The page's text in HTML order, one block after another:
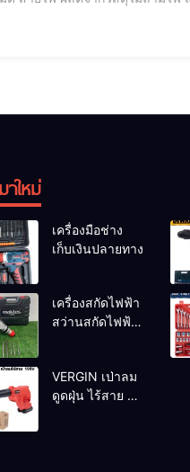
าใหม่
เครื่องมือช่าง
เก็บเงินปลายทาง
เครื่องสกัดไฟฟ้า
สว่านสกัดไฟฟ้า
MAKTEC รุ่น MT2926A
VERGIN เป่าลม
ดูดฝุ่น ไร้สาย รุ่น